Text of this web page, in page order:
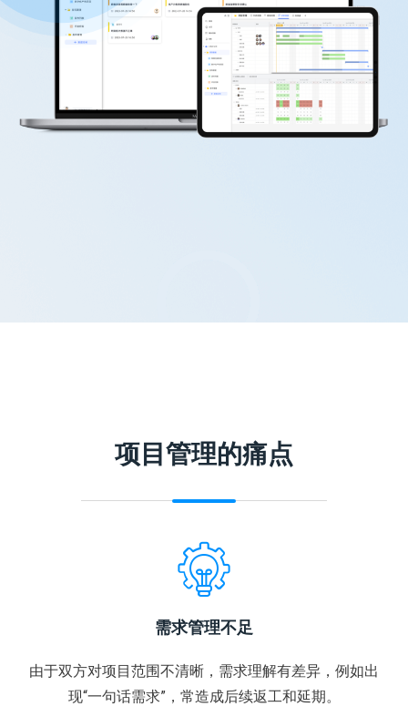
项目管理的痛点
需求管理不足
由于双方对项目范围不清晰，需求理解有差异，例如出
现“一句话需求”，常造成后续返工和延期。